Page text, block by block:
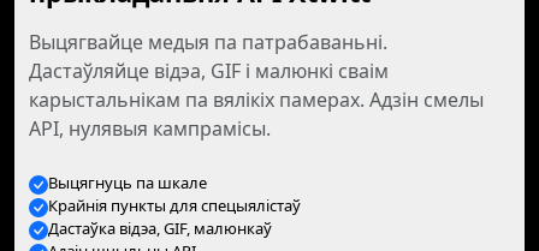
Выцягвайце медыя па патрабаваньні.
Дастаўляйце відэа, GIF і малюнкі сваім
карыстальнікам па вялікіх памерах. Адзін смелы
API, нулявыя кампрамісы.
Выцягнуць па шкале
Крайнія пункты для спецыялістаў
Дастаўка відэа, GIF, малюнкаў